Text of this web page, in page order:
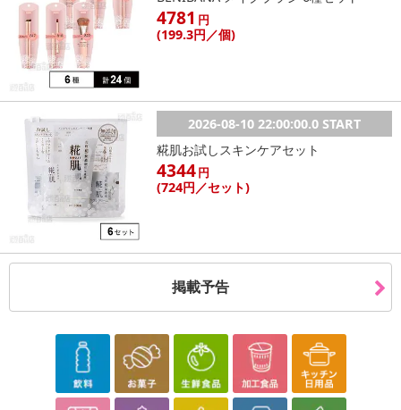
4781 円
(199.3円 ／個)
2026-08-10 22:00:00.0 START
糀肌お試しスキンケアセット
4344円
(724円 ／セット)
掲載予告